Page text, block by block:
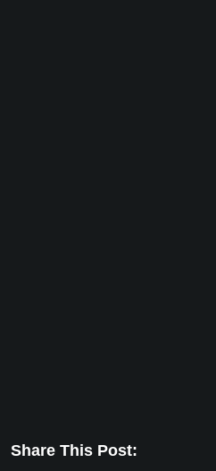
Share This Post: